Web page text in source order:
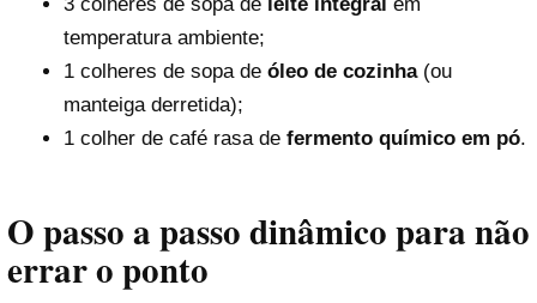
3 colheres de sopa de leite integral em
temperatura ambiente;
1 colheres de sopa de óleo de cozinha(ou
manteiga derretida);
1 colher de café rasa de fermento químico em pó.
O passo a passo dinâmico para não
errar o ponto